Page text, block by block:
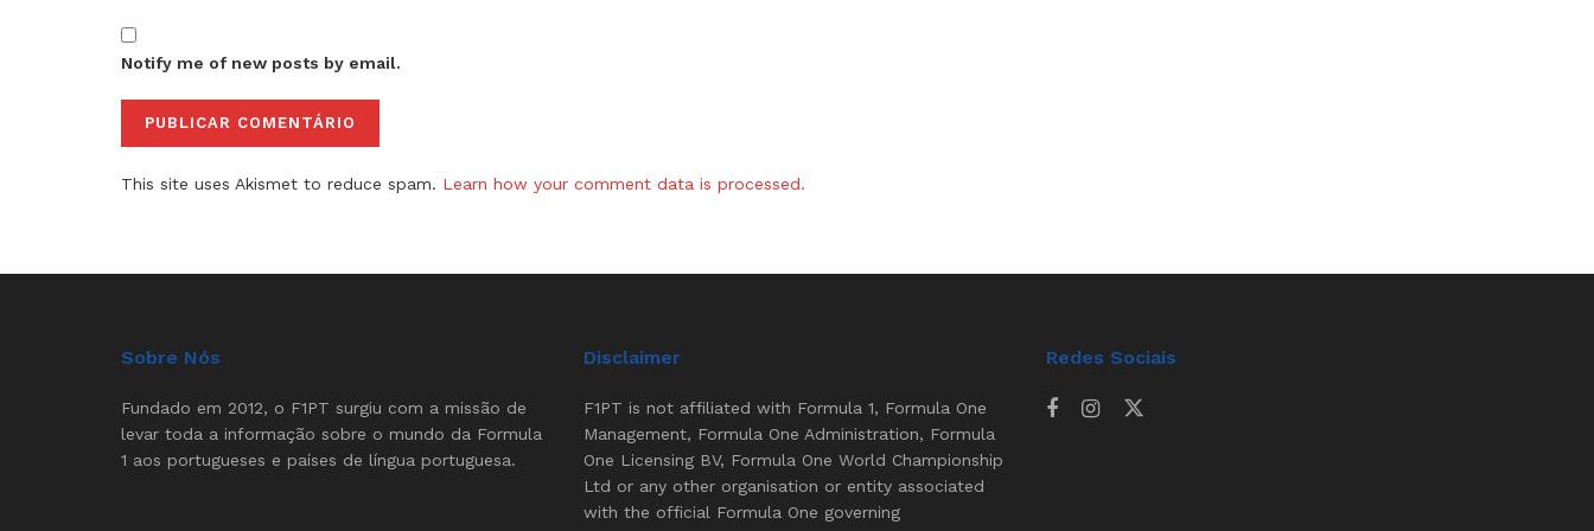
Notify me of new posts by email.
This site uses Akismet to reduce spam. Learn how your comment data is processed.
Sobre Nós
Fundado em 2012, o F1PT surgiu com a missão de
levar toda a informação sobre o mundo da Formula
1 aos portugueses e países de língua portuguesa.
Disclaimer
F1PT is not affiliated with Formula 1, Formula One
Management, Formula One Administration, Formula
One Licensing BV, Formula One World Championship
Ltd or any other organisation or entity associated
with the official Formula One governing
Redes Sociais